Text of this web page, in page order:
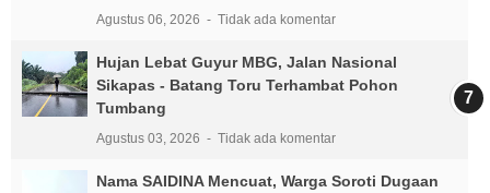
Agustus 06, 2026 Tidak ada komentar
Hujan Lebat Guyur MBG, Jalan Nasional
Sikapas - Batang Toru Terhambat Pohon
Tumbang
Agustus 03, 2026 Tidak ada komentar
Nama SAIDINA Mencuat, Warga Soroti Dugaan